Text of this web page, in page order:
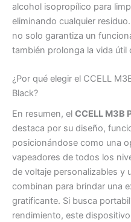
alcohol isopropílico para
eliminando cualquier
no solo garantiza un
también prolonga la vida útil
¿Por qué elegir el CCELL
Black?
En resumen, el CCELL M3B
destaca por su diseño,
posicionándose como una
vapeadores de todos los
de voltaje personalizables y
combinan para brindar una
gratificante. Si busca
rendimiento, este